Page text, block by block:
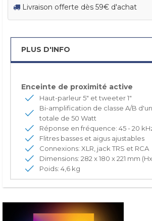
Livraison offerte dès 59€ d'achat
PLUS D'INFO
Enceinte de proximité active
Haut-parleur 5" et tweeter 1"
Bi-amplification de classe A/B
totale de 50 Watt
Réponse en fréquence: 45 - 20
Flitres basses et aigus ajustables
Connexions: XLR, jack TRS et RCA
Dimensions: 282 x 180 x 221 mm
Poids: 4,6 kg